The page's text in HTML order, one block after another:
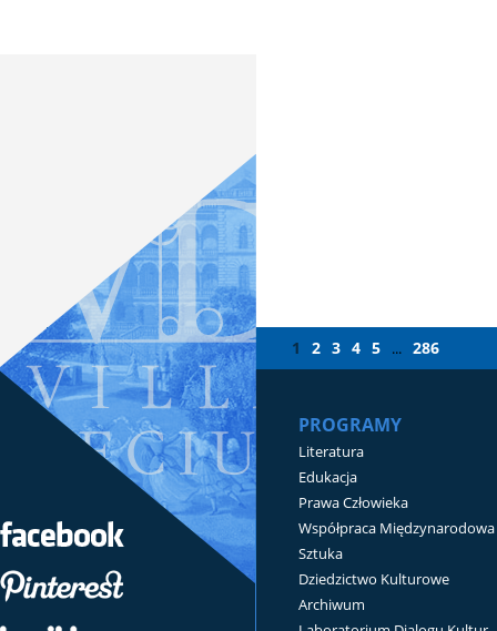
1 2 3 4 5 ... 286
PROGRAMY
Literatura
Edukacja
Prawa Człowieka
Współpraca Międzynarodowa
Sztuka
Dziedzictwo Kulturowe
Archiwum